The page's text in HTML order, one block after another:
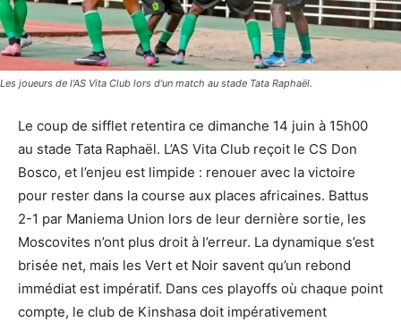
Les joueurs de l'AS Vita Club lors d'un match au stade Tata Raphaël.
Le coup de sifflet retentira ce dimanche 14 juin à 15h00
au stade Tata Raphaël. L’AS Vita Club reçoit le CS Don
Bosco, et l’enjeu est limpide : renouer avec la victoire
pour rester dans la course aux places africaines. Battus
2-1 par Maniema Union lors de leur dernière sortie, les
Moscovites n’ont plus droit à l’erreur. La dynamique s’est
brisée net, mais les Vert et Noir savent qu’un rebond
immédiat est impératif. Dans ces playoffs où chaque point
compte, le club de Kinshasa doit impérativement